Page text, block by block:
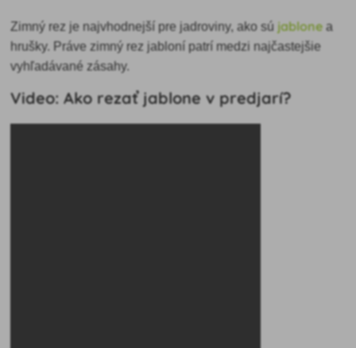
Zimný rez je najvhodnejší pre jadroviny, ako sú jablone a
hrušky. Práve zimný rez jabloní patrí medzi najčastejšie
vyhľadávané zásahy.
Video: Ako rezať jablone v predjarí?